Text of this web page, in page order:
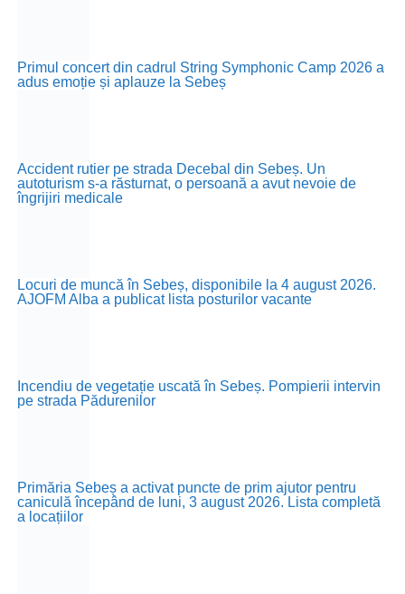
Primul concert din cadrul String Symphonic Camp 2026 a
adus emoție și aplauze la Sebeș
Accident rutier pe strada Decebal din Sebeș. Un
autoturism s-a răsturnat, o persoană a avut nevoie de
îngrijiri medicale
Locuri de muncă în Sebeș, disponibile la 4 august 2026.
AJOFM Alba a publicat lista posturilor vacante
Incendiu de vegetație uscată în Sebeș. Pompierii intervin
pe strada Pădurenilor
Primăria Sebeș a activat puncte de prim ajutor pentru
caniculă începând de luni, 3 august 2026. Lista completă
a locațiilor